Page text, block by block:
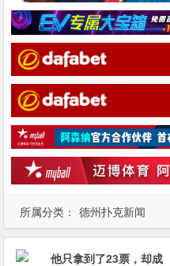
所属分类： 德州扑克新闻